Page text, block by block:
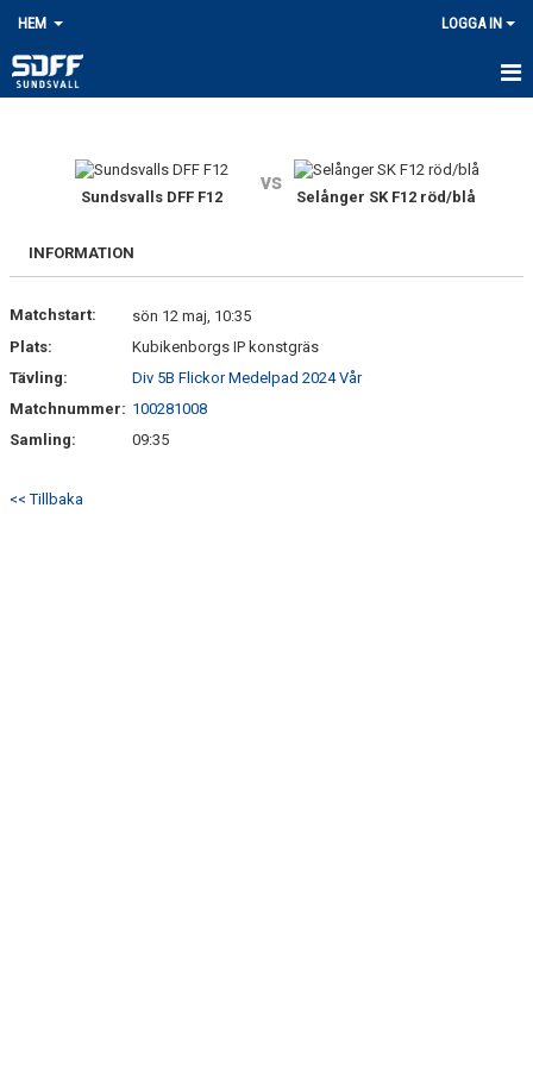
HEM LOGGA IN
NYHETER
KONTAKT
STYRELSEN
ENTRÉAVGIFTER DIV 1
Sundsvalls DFF F12
vs
Selånger SK F12 röd/blå
INFORMATION
Matchstart:
sön 12 maj, 10:35
Plats:
Kubikenborgs IP konstgräs
Tävling:
Div 5B Flickor Medelpad 2024 Vår
Matchnummer: 100281008
Samling:
09:35
<< Tillbaka